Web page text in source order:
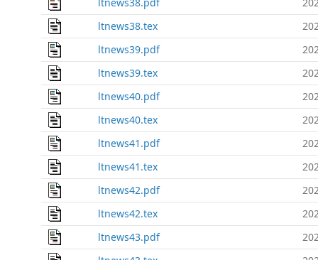
ltnews38.tex
ltnews39.pdf
ltnews39.tex
ltnews40.pdf
ltnews40.tex
ltnews41.pdf
ltnews41.tex
ltnews42.pdf
ltnews42.tex
ltnews43.pdf